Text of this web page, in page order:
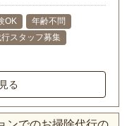
OK
年齢不問
スタッフ募集
る